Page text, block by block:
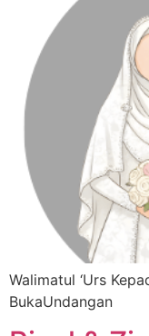
Walimatul ‘Urs
BukaUndangan